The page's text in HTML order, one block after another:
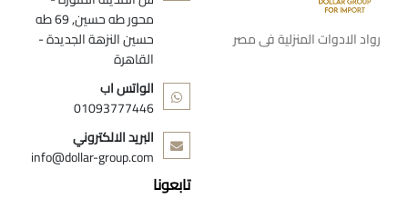
رواد الادوات المنزلية فى مصر
محور طه حسين, 69 طه
حسين النزهة الجديدة -
القاهرة
الواتس اب
01093777446
البريد الالكتروني
info@dollar-group.com
تابعونا